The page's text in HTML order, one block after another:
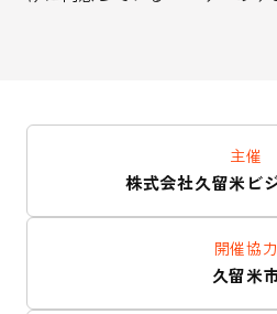
主催
株式会社久留米ビ
開催協力
久留米